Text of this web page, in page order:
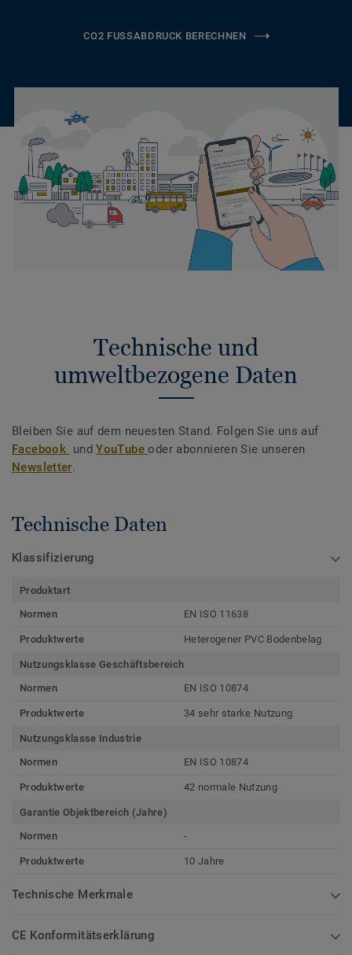
CO2 FUSSABDRUCK BERECHNEN
Technische und
umweltbezogene Daten
Bleiben Sie auf dem neuesten Stand. Folgen Sie uns auf
Facebook undYouTubeoder abonnieren Sie unseren
Newsletter.
Technische Daten
Klassifizierung
Produktart
Normen
EN ISO 11638
Produktwerte Heterogener PVC Bodenbelag
Nutzungsklasse Geschäftsbereich
Normen
EN ISO 10874
Produktwerte 34 sehr starke Nutzung
Nutzungsklasse Industrie
Normen
EN ISO 10874
Produktwerte 42 normale Nutzung
Garantie Objektbereich (Jahre)
Normen
-
Produktwerte 10 Jahre
Technische Merkmale
CE Konformitätserklärung